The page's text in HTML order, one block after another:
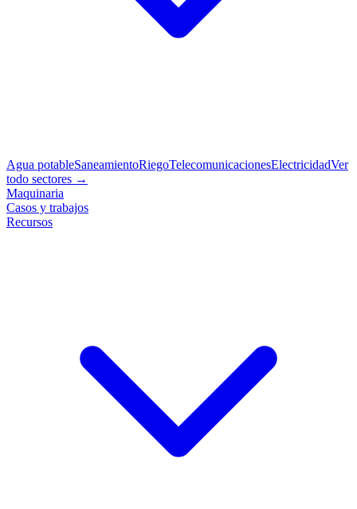
Agua potableSaneamientoRiegoTelecomunicacionesElectricidadVer
todo sectores →
Maquinaria
Casos y trabajos
Recursos